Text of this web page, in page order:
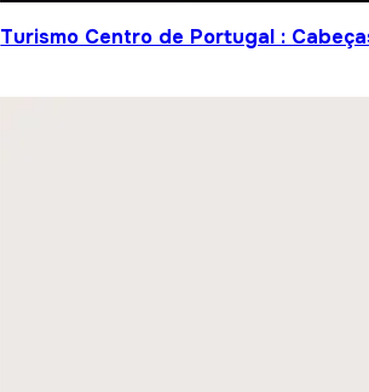
Turismo Centro de Portugal :